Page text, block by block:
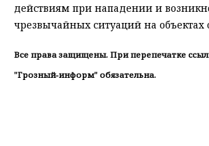
действиям при нападении и
чрезвычайных ситуаций на объектах
Все права защищены. При перепечатке
"Грозный-информ" обязательна.